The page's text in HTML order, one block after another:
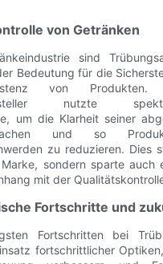
von Getränken
sind
Bedeutung für die
von Produkten.
nutzte
um die Klarheit seiner
und so
zu reduzieren. Dies
sondern sparte auch
mit der
Fortschritte und
Fortschritten bei
fortschrittlicher